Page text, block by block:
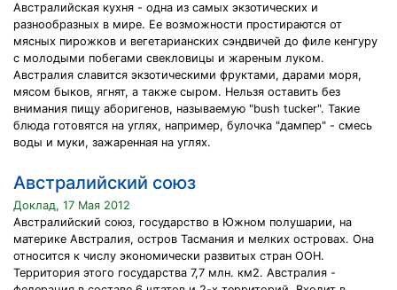
Австралийская кухня - одна из самых экзотических и
разнообразных в мире. Ее возможности простираются от
мясных пирожков и вегетарианских сэндвичей до филе кенгуру
с молодыми побегами свекловицы и жареным луком.
Австралия славится экзотическими фруктами, дарами моря,
мясом быков, ягнят, а также сыром. Нельзя оставить без
внимания пищу аборигенов, называемую "bush tucker". Такие
блюда готовятся на углях, например, булочка "дампер" - смесь
воды и муки, зажаренная на углях.
Австралийский союз
Доклад, 17 Мая 2012
Австралийский союз, государство в Южном полушарии, на
материке Австралия, остров Тасмания и мелких островах. Она
относится к числу экономически развитых стран ООН.
Территория этого государства 7,7 млн. км2. Австралия -